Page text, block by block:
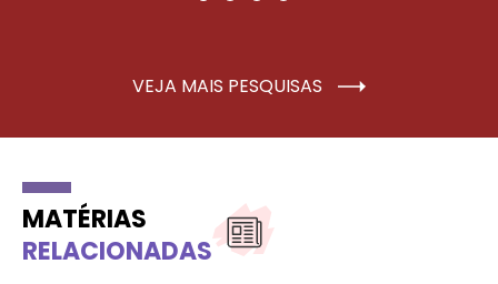
VEJA MAIS PESQUISAS
MATÉRIAS
RELACIONADAS